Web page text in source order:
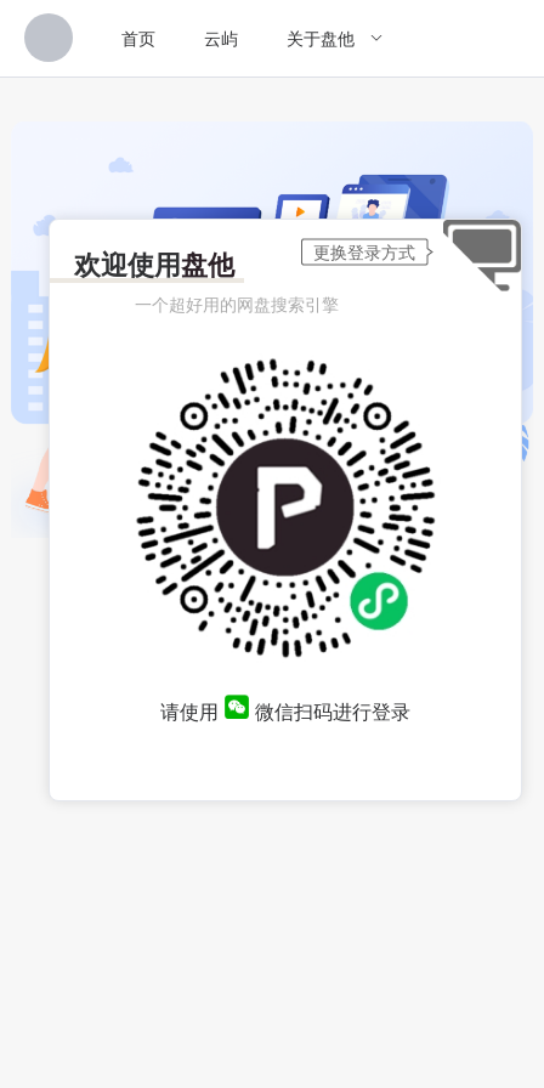
首页 云屿 关于盘他
欢迎使用盘他
一个超好用的网盘搜索引擎
请使用 微信扫码进行登录